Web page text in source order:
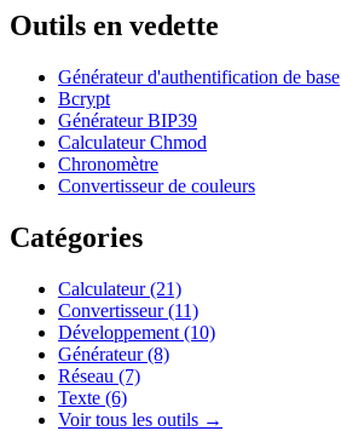
Outils en vedette
Générateur d'authentification de base
Bcrypt
Générateur BIP39
Calculateur Chmod
Chronomètre
Convertisseur de couleurs
Catégories
Calculateur(21)
Convertisseur(11)
Développement (10)
Générateur(8)
Réseau (7)
Texte (6)
Voir tous les outils →